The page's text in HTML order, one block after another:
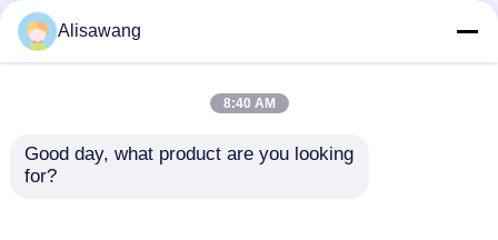
Alisawang
8:40 AM
Good day, what product are you looking
for?